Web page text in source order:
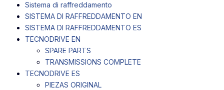
Sistema di raffreddamento
SISTEMA DI RAFFREDDAMENTO EN
SISTEMA DI RAFFREDDAMENTO ES
TECNODRIVE EN
SPARE PARTS
TRANSMISSIONS COMPLETE
TECNODRIVE ES
PIEZAS ORIGINAL